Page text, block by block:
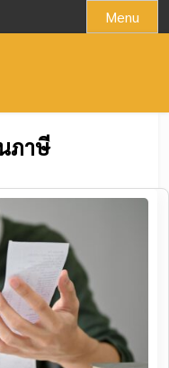
Menu
ภาษี